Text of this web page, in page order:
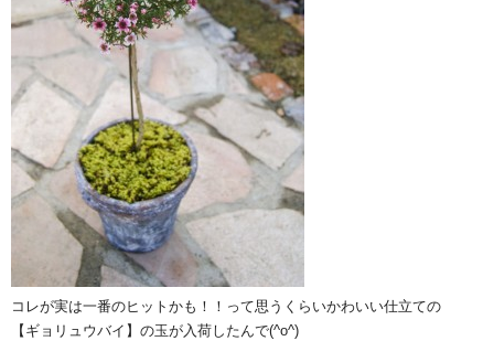
コレが実は一番のヒットかも！！って思うくらいかわいい仕立ての
【ギョリュウバイ】の玉が入荷したんで(^o^)